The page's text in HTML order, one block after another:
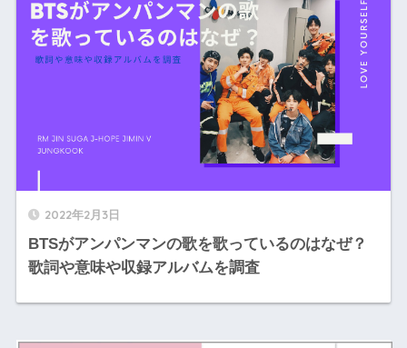
2022年2月3日
BTSがアンパンマンの歌を歌っているのはなぜ？
歌詞や意味や収録アルバムを調査